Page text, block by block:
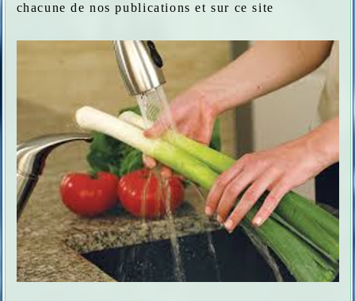
chacune de nos publications et sur ce site